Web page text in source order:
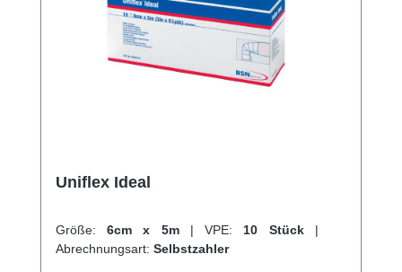
online bei uns und profitieren Sie von
unserem schnellen Versand und unserem
hervorragenden Kundenservice.
Uniflex Ideal
Größe: 6cm x 5m | VPE: 10 Stück |
Abrechnungsart: Selbstzahler